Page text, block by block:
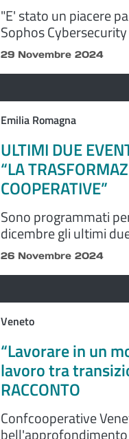
"E' stato un piacere
Sophos
settore della
Cooperativo COLSER
29 Novembre 2024
Emilia Romagna
ULTIMI DUE
“LA
COOPERATIVE”
Sono programmati
dicembre gli ultimi
trasformazione
Confcooperative
26 Novembre 2024
Veneto
“Lavorare in un
lavoro tra
RACCONTO
Confcooperative